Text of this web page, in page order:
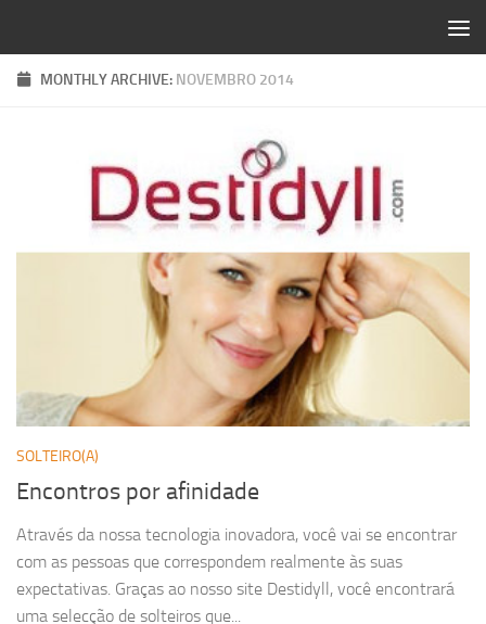
MONTHLY ARCHIVE: NOVEMBRO 2014
SOLTEIRO(A)
Encontros por afinidade
Através da nossa tecnologia inovadora, você vai se encontrar
com as pessoas que correspondem realmente às suas
expectativas. Graças ao nosso site Destidyll, você encontrará
uma selecção de solteiros que...